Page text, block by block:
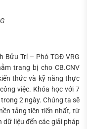
Bửu Trí – Phó TGĐ VRG
trang bị cho CB.CNV
thức và kỹ năng thực
việc. Khóa học với 7
2 ngày. Chúng ta sẽ
tảng tiên tiến nhất, từ
dữ liệu đến các giải pháp